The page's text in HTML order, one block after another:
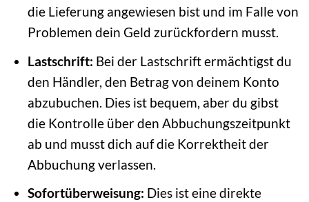
die Lieferung angewiesen bist und im Falle von
Problemen dein Geld zurückfordern musst.
Lastschrift: Bei der Lastschrift ermächtigst du
den Händler, den Betrag von deinem Konto
abzubuchen. Dies ist bequem, aber du gibst
die Kontrolle über den Abbuchungszeitpunkt
ab und musst dich auf die Korrektheit der
Abbuchung verlassen.
Sofortüberweisung: Dies ist eine direkte